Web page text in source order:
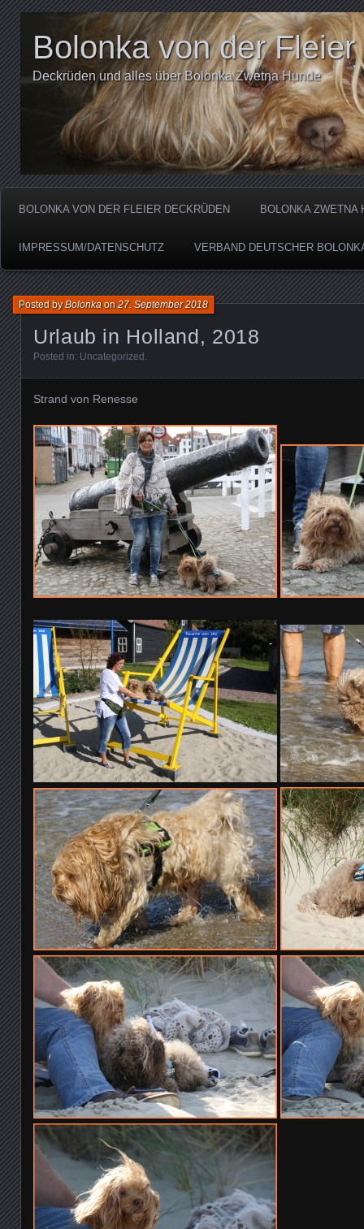
Bolonka von der Fleier
Deckrüden und alles über Bolonka Zwetna Hunde
BOLONKA VON DER FLEIER DECKRÜDEN BOLONKA ZWETNA
IMPRESSUM/DATENSCHUTZ VERBAND DEUTSCHER
Urlaub in Holland, 2018
Posted byBolonkaon27. September 2018
Posted in: Uncategorized .
Strand von Renesse